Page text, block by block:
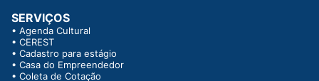
SERVIÇOS
• Agenda Cultural
• CEREST
• Cadastro para estágio
• Casa do Empreendedor
• Coleta de Cotação